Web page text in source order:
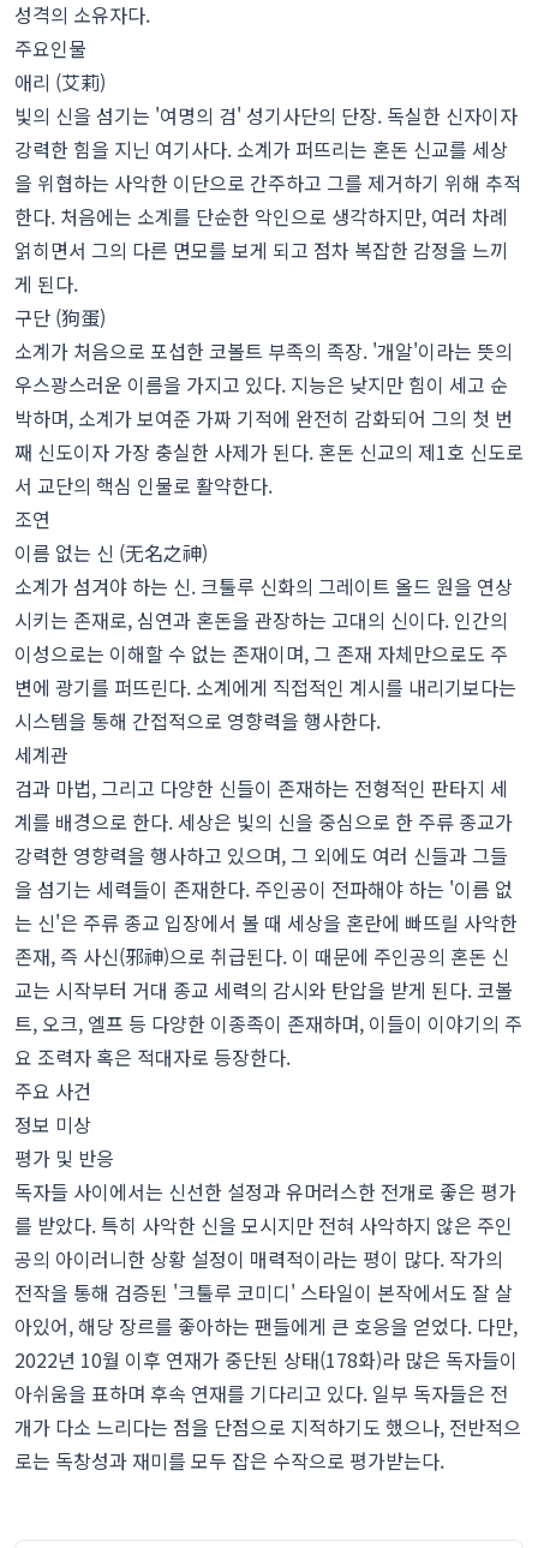
성격의 소유자다.
주요인물
애리 (艾莉)
빛의 신을 섬기는 '여명의 검' 성기사단의 단장. 독실한 신자이자
강력한 힘을 지닌 여기사다. 소계가 퍼뜨리는 혼돈 신교를 세상
을 위협하는 사악한 이단으로 간주하고 그를 제거하기 위해 추적
한다. 처음에는 소계를 단순한 악인으로 생각하지만, 여러 차례
얽히면서 그의 다른 면모를 보게 되고 점차 복잡한 감정을 느끼
게 된다.
구단 (狗蛋)
소계가 처음으로 포섭한 코볼트 부족의 족장. '개알'이라는 뜻의
우스꽝스러운 이름을 가지고 있다. 지능은 낮지만 힘이 세고 순
박하며, 소계가 보여준 가짜 기적에 완전히 감화되어 그의 첫 번
째 신도이자 가장 충실한 사제가 된다. 혼돈 신교의 제1호 신도로
서 교단의 핵심 인물로 활약한다.
조연
이름 없는 신 (无名之神)
소계가 섬겨야 하는 신. 크툴루 신화의 그레이트 올드 원을 연상
시키는 존재로, 심연과 혼돈을 관장하는 고대의 신이다. 인간의
이성으로는 이해할 수 없는 존재이며, 그 존재 자체만으로도 주
변에 광기를 퍼뜨린다. 소계에게 직접적인 계시를 내리기보다는
시스템을 통해 간접적으로 영향력을 행사한다.
세계관
검과 마법, 그리고 다양한 신들이 존재하는 전형적인 판타지 세
계를 배경으로 한다. 세상은 빛의 신을 중심으로 한 주류 종교가
강력한 영향력을 행사하고 있으며, 그 외에도 여러 신들과 그들
을 섬기는 세력들이 존재한다. 주인공이 전파해야 하는 '이름 없
는 신'은 주류 종교 입장에서 볼 때 세상을 혼란에 빠뜨릴 사악한
존재, 즉 사신(邪神)으로 취급된다. 이 때문에 주인공의 혼돈 신
교는 시작부터 거대 종교 세력의 감시와 탄압을 받게 된다. 코볼
트, 오크, 엘프 등 다양한 이종족이 존재하며, 이들이 이야기의 주
요 조력자 혹은 적대자로 등장한다.
주요 사건
정보 미상
평가 및 반응
독자들 사이에서는 신선한 설정과 유머러스한 전개로 좋은 평가
를 받았다. 특히 사악한 신을 모시지만 전혀 사악하지 않은 주인
공의 아이러니한 상황 설정이 매력적이라는 평이 많다. 작가의
전작을 통해 검증된 '크툴루 코미디' 스타일이 본작에서도 잘 살
아있어, 해당 장르를 좋아하는 팬들에게 큰 호응을 얻었다. 다만,
2022년 10월 이후 연재가 중단된 상태(178화)라 많은 독자들이
아쉬움을 표하며 후속 연재를 기다리고 있다. 일부 독자들은 전
개가 다소 느리다는 점을 단점으로 지적하기도 했으나, 전반적으
로는 독창성과 재미를 모두 잡은 수작으로 평가받는다.